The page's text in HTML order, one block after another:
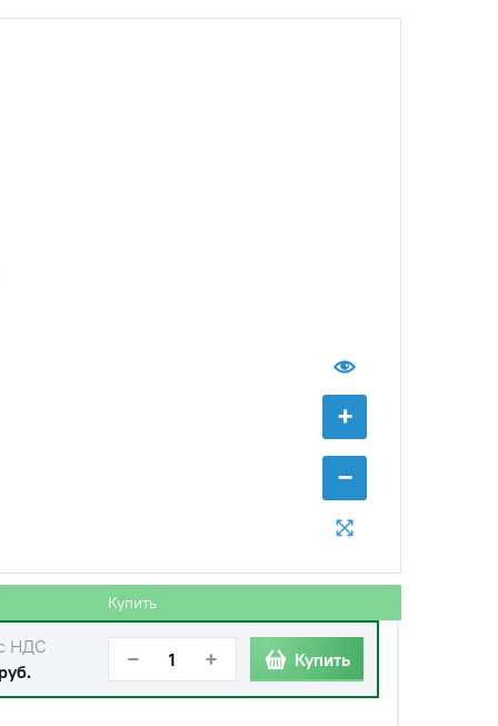
+
−
Купить
НДС
Купить
НДС
Купить
НДС
− + Купить